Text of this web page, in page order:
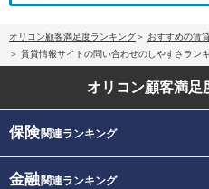
オリコン顧客満足度ランキング
おすすめの賃
賃貸情報サイトの問い合わせのしやすさラン
オリコン顧客満足
保険関連ランキング
金融関連ランキング